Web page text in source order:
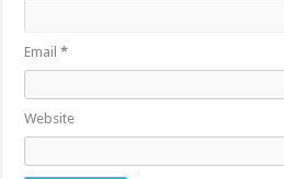
Email*
Website